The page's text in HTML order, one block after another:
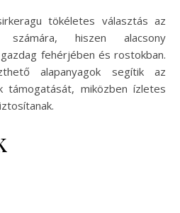
számára, hiszen alacsony
fehérjében és rostokban.
alapanyagok segítik az
támogatását, miközben ízletes